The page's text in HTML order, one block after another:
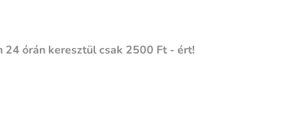
órán keresztül csak 2500 Ft - ért!